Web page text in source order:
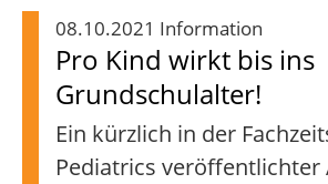
08.10.2021 Information
Pro Kind wirkt bis ins
Grundschulalter!
Ein kürzlich in der
Pediatrics veröffentlichter